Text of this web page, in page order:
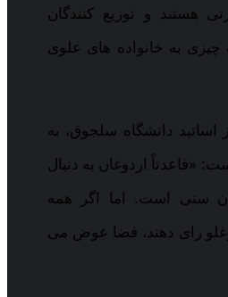
هستند و توزیع کنندگان
به خانواده های علوی
دانشگاه سلجوق، به
«قاعدتاً اردوغان به دنبال
سنی است. اما اگر همه
رای دهند، فضا عوض می